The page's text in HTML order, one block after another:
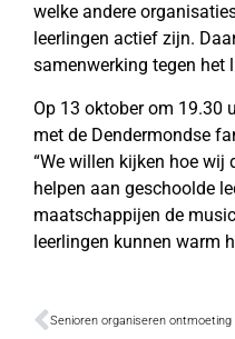
welke andere
leerlingen actief zijn.
samenwerking tegen het
Op 13 oktober om 19.30
met de Dendermondse
“We willen kijken hoe wij
helpen aan geschoolde
maatschappijen de
leerlingen kunnen warm